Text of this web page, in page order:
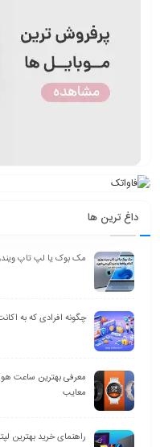
داغ ترین ها
مک بوک یا لپ تاپ
چگونه افرادی که به
راهنمای خرید بهترین
یا فقط یک لپ‌تاپ زیبا؟
بهترین مک بوک بازار
راهنمای خرید بهترین